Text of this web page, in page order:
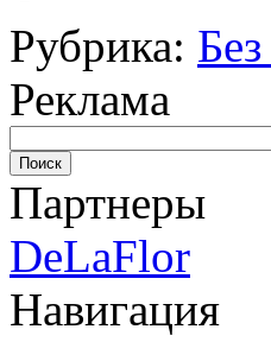
Рубрика:
Реклама
Партнеры
DeLaFlor
Навигация